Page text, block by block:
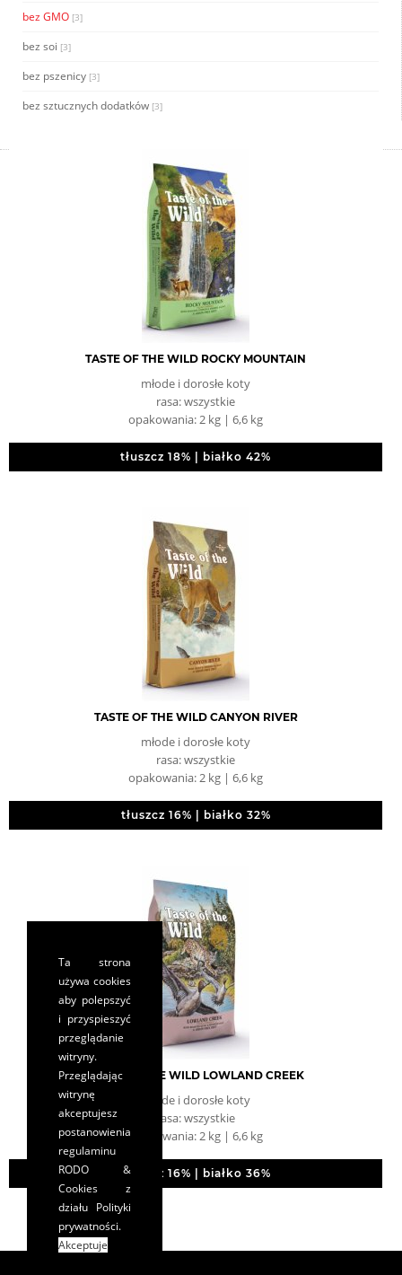
bez GMO [3]
bez soi [3]
bez pszenicy [3]
bez sztucznych dodatków [3]
TASTE OF THE WILD ROCKY MOUNTAIN
młode i dorosłe koty
rasa: wszystkie
opakowania: 2 kg | 6,6 kg
tłuszcz 18% | białko 42%
TASTE OF THE WILD CANYON RIVER
młode i dorosłe koty
rasa: wszystkie
opakowania: 2 kg | 6,6 kg
tłuszcz 16% | białko 32%
TASTE OF THE WILD LOWLAND CREEK
młode i dorosłe koty
rasa: wszystkie
opakowania: 2 kg | 6,6 kg
tłuszcz 16% | białko 36%
Ta strona
używa cookies
aby polepszyć
i przyspieszyć
przeglądanie
witryny.
Przeglądając
witrynę
akceptujesz
postanowienia
regulaminu
RODO &
Cookies z
działu Polityki
prywatności.
Akceptuje